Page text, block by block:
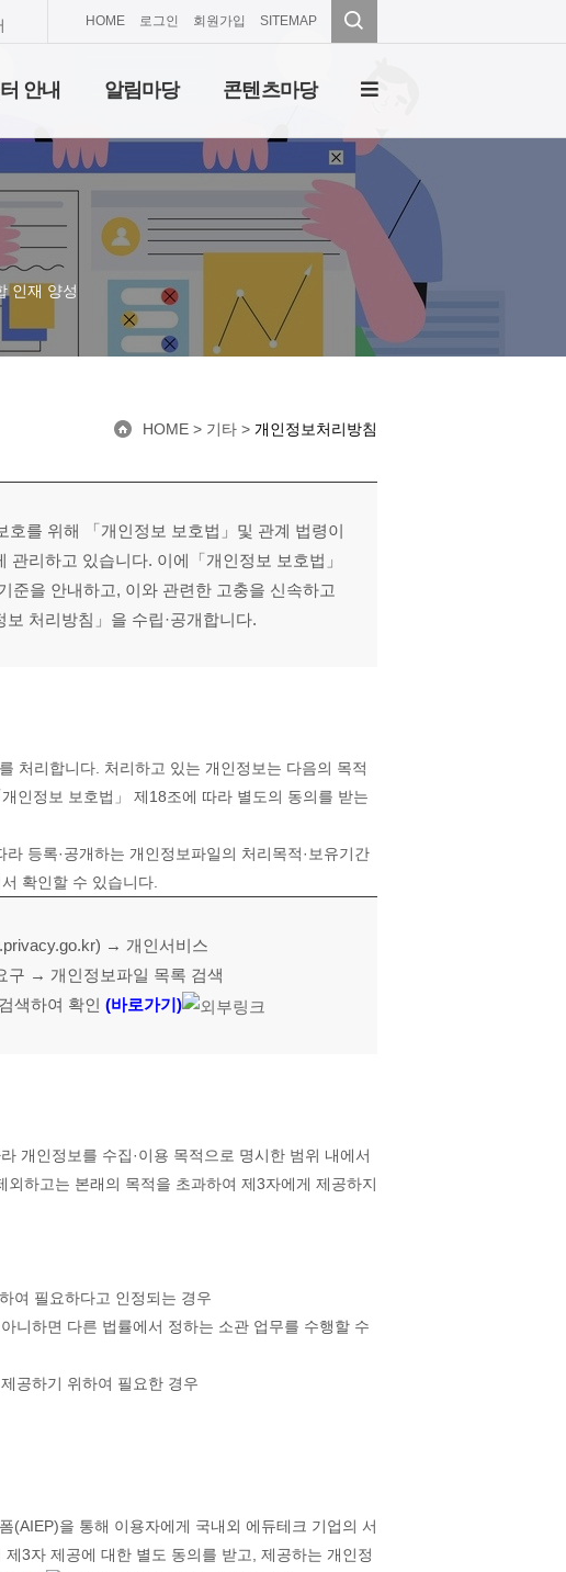
HOME 로그인 회원가입 SITEMAP
안내 알림마당 콘텐츠마당
인재 양성
HOME > 기타 > 개인정보처리방침
를 위해 「개인정보 보호법」및 관계 법령이
리하고 있습니다. 이에「개인정보 보호법」
준을 안내하고, 이와 관련한 고충을 신속하고
처리방침」을 수립·공개합니다.
처리합니다. 처리하고 있는 개인정보는 다음의 목적
인정보 보호법」 제18조에 따라 별도의 동의를 받는
등록·공개하는 개인정보파일의 처리목적·보유기간
확인할 수 있습니다.
→ 개인서비스
→ 개인정보파일 목록 검색
색하여 확인 (바로가기)
개인정보를 수집·이용 목적으로 명시한 범위 내에서
하고는 본래의 목적을 초과하여 제3자에게 제공하지
여 필요하다고 인정되는 경우
니하면 다른 법률에서 정하는 소관 업무를 수행할 수
공하기 위하여 필요한 경우
을 통해 이용자에게 국내외 에듀테크 기업의 서
3자 제공에 대한 별도 동의를 받고, 제공하는 개인정